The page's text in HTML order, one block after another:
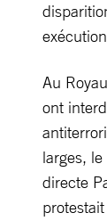
Au
ont
larges, le
directe